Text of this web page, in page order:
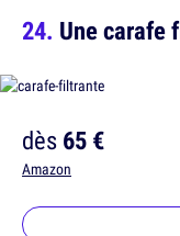
Une carafe
dès65 €
Amazon